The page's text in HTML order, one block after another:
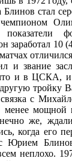
Блинов стал
чемпионом
показатели
заработал 10
и звание
и в ЦСКА, и
тройку
с
менее мощной
же,
когда его
Юрием
неплохо.